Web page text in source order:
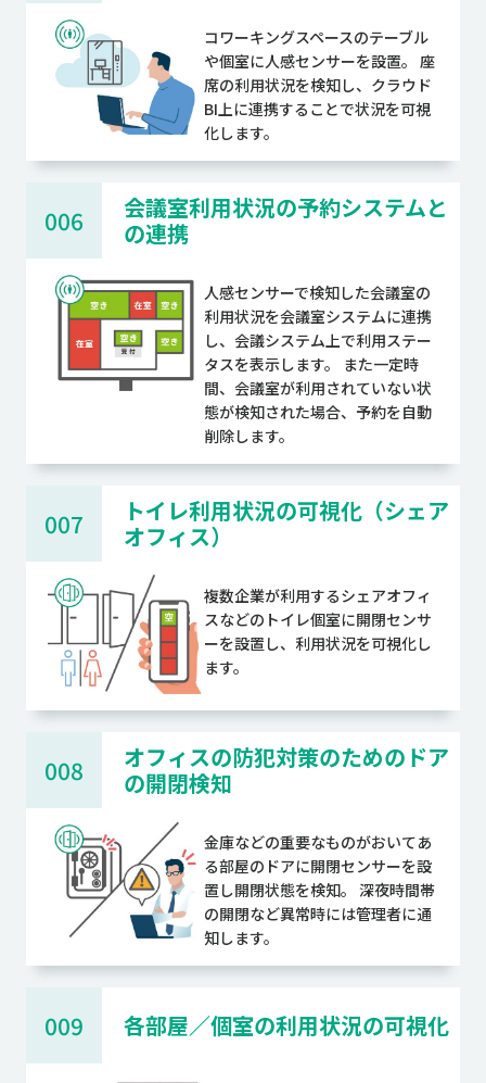
コワーキングスペースのテーブル
や個室に人感センサーを設置。 座
席の利用状況を検知し、クラウド
BI上に連携することで状況を可視
化します。
006
会議室利用状況の予約システムと
の連携
人感センサーで検知した会議室の
利用状況を会議室システムに連携
し、会議システム上で利用ステー
タスを表示します。 また一定時
間、会議室が利用されていない状
態が検知された場合、予約を自動
削除します。
007
トイレ利用状況の可視化（シェア
オフィス）
複数企業が利用するシェアオフィ
スなどのトイレ個室に開閉センサ
ーを設置し、利用状況を可視化し
ます。
008
オフィスの防犯対策のためのドア
の開閉検知
金庫などの重要なものがおいてあ
る部屋のドアに開閉センサーを設
置し開閉状態を検知。 深夜時間帯
の開閉など異常時には管理者に通
知します。
009 各部屋／個室の利用状況の可視化